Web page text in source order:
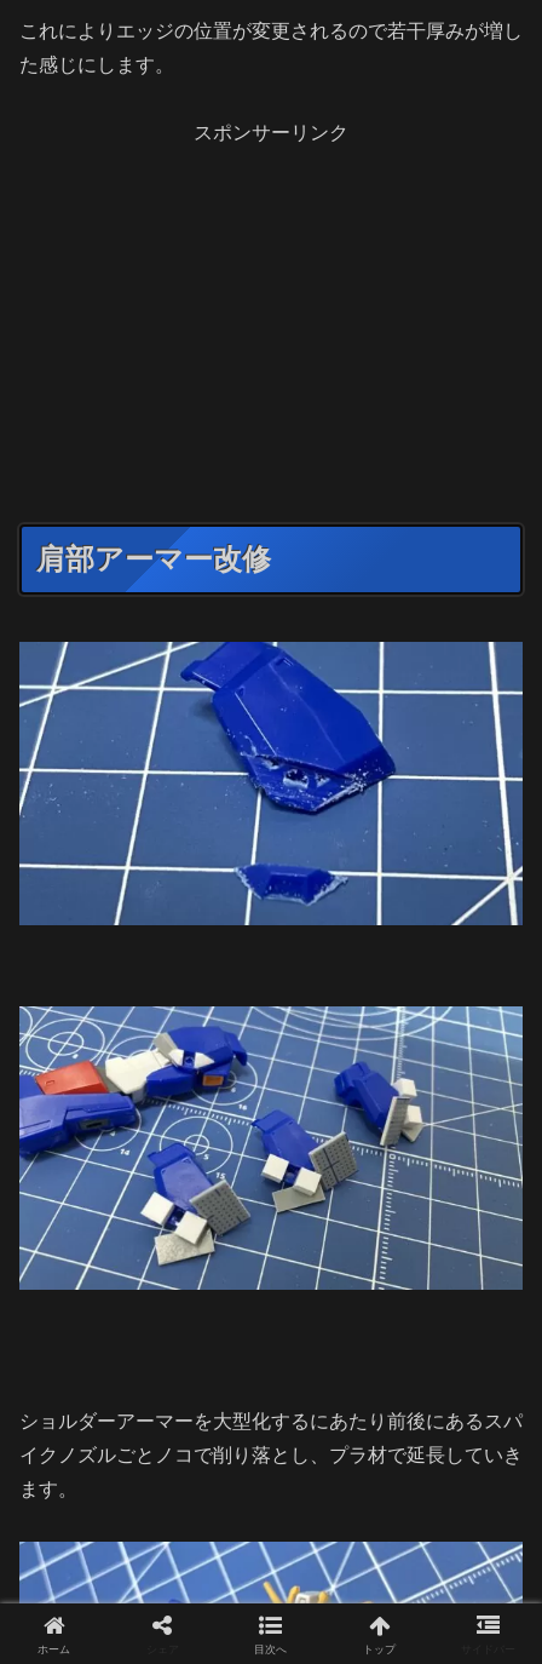
これによりエッジの位置が変更されるので若干厚みが増し
た感じにします。
スポンサーリンク
肩部アーマー改修
ショルダーアーマーを大型化するにあたり前後にあるスパ
イクノズルごとノコで削り落とし、プラ材で延長していき
ます。
ホーム 目次へ トップ